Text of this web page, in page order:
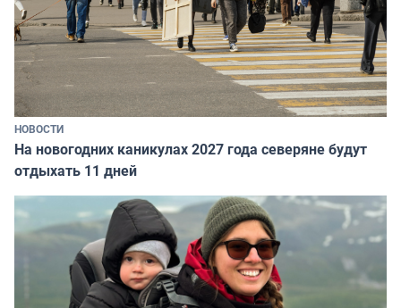
НОВОСТИ
На новогодних каникулах 2027 года северяне будут
отдыхать 11 дней